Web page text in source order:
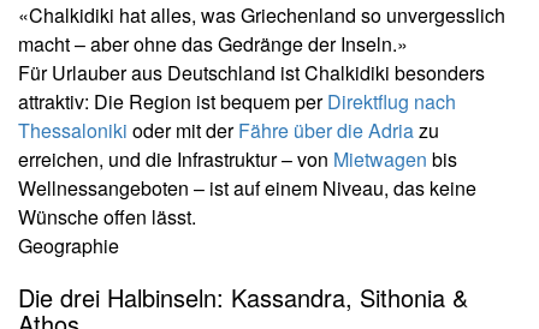
«Chalkidiki hat alles, was Griechenland so unvergesslich
macht – aber ohne das Gedränge der Inseln.»
Für Urlauber aus Deutschland ist Chalkidiki besonders
attraktiv: Die Region ist bequem perDirektflug nach
Thessaloniki oder mit derFähre über die Adriazu
erreichen, und die Infrastruktur – von Mietwagen bis
Wellnessangeboten – ist auf einem Niveau, das keine
Wünsche offen lässt.
Geographie
Die drei Halbinseln: Kassandra, Sithonia &